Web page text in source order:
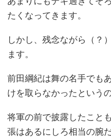
たくなってきます。
しかし、残念ながら（？
ます。
前田綱紀は舞の名手でも
けを取らなかったというの
将軍の前で披露したこと
張はあるにしろ相当の腕